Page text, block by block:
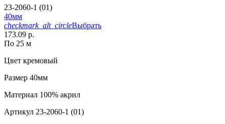
23-2060-1 (01)
40мм
checkmark_alt_circleВыбрать
173.09 р.
По 25 м
Цвет кремовый
Размер 40мм
Материал 100% акрил
Артикул 23-2060-1 (01)